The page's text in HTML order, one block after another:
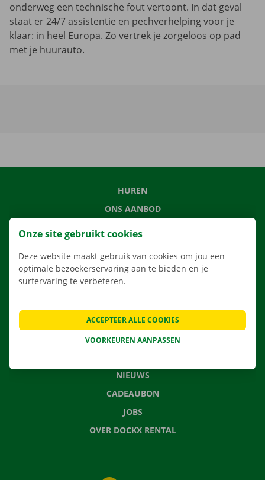
onderweg een technische fout vertoont. In dat geval
staat er 24/7 assistentie en pechverhelping voor je
klaar: in heel Europa. Zo vertrek je zorgeloos op pad
met je huurauto.
HUREN
ONS AANBOD
ONZE DIENSTEN
VERHUISOPLOSSINGEN
CONTACTEER ONS
NIEUWS
CADEAUBON
JOBS
OVER DOCKX RENTAL
Onze site gebruikt cookies
Deze website maakt gebruik van cookies om jou een
optimale bezoekerservaring aan te bieden en je
surfervaring te verbeteren.
VOORKEUREN AANPASSEN
ACCEPTEER ALLE COOKIES